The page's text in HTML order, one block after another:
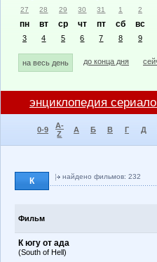
27 28 29 30 31 1 2
пн вт ср чт пт сб вс
3 4 5 6 7 8 9
на весь день до конца дня
энциклопедия
0-9
A-
Z
А Б В Г Д
К найдено фильмов: 232
Фильм
К югу от ада
(South of Hell)